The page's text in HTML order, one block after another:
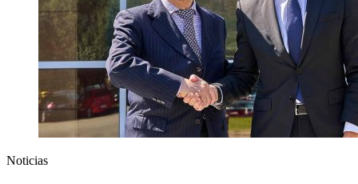
Noticias